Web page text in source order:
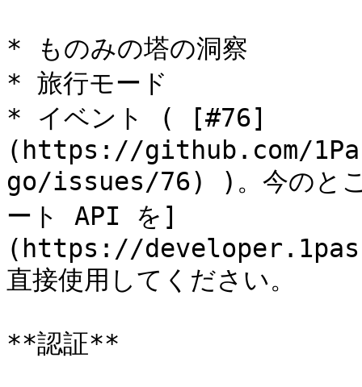
* ものみの塔の洞察
* 旅行モード
* イベント ( [#76]
(https://github.com/
go/issues/76) )。今のと
ート API を]
(https://
直接使用してください。
**認証**